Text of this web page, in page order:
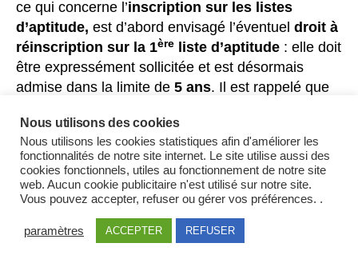
ce qui concerne l’inscription sur les listes
d’aptitude, est d’abord envisagé l’éventuel droit à
réinscription sur la 1ère liste d’aptitude : elle doit
être expressément sollicitée et est désormais
admise dans la limite de 5 ans. Il est rappelé que
correspond au nombre de postes à pouvoir.
orientations détaillent ensuite les aptitudes et
compétences recherchéespar le Conseil
supérieur tant pour l’établissement des deux listes
d’aptitude et que pour l’affectation des présidents
inscrits.
Nous utilisons des cookies
Nous utilisons les cookies statistiques afin d'améliorer les
fonctionnalités de notre site internet. Le site utilise aussi des
cookies fonctionnels, utiles au fonctionnement de notre site
web. Aucun cookie publicitaire n'est utilisé sur notre site.
Vous pouvez accepter, refuser ou gérer vos préférences. .
paramètres ACCEPTER REFUSER